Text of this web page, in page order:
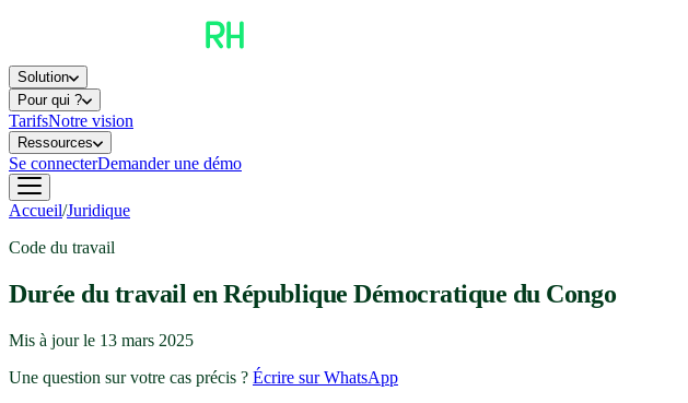
Solution
Pour qui ?
TarifsNotre vision
Ressources
Se connecterDemander une démo
Accueil/Juridique
Code du travail
Durée du travail en République Démocratique du Congo
Mis à jour le 13 mars 2025
Une question sur votre cas précis ? Écrire sur WhatsApp